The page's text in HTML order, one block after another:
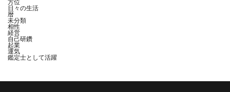
方位
日々の生活
暦
未分類
相性
経営
自己研鑽
起業
運気
鑑定士として活躍